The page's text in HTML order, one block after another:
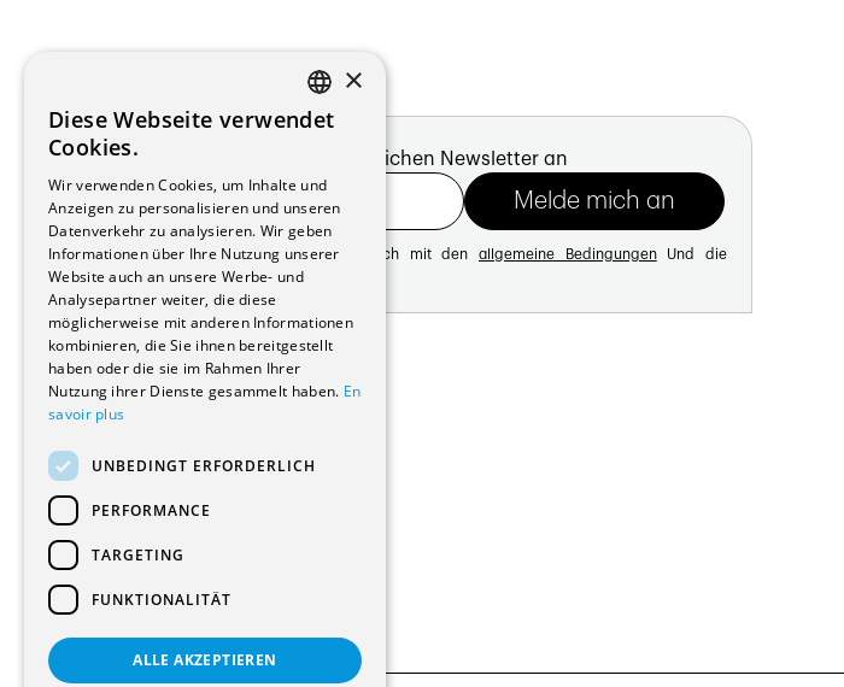
Melde dich für unseren monatlichen Newsletter an
Mit der Registrierung erklären Sie sich mit denallgemeine BedingungenUnd die
Datenschutzrichtlinie
Adresse:
Avenue de Longemalle 21
1020 Renens
Schweiz
Kontakt:
Plattform: +41 21 631 10 50
info@architectes.ch
FRENCH
×
Diese Webseite verwendet
Cookies.
Wir verwenden Cookies, um Inhalte und
Anzeigen zu personalisieren und unseren
Datenverkehr zu analysieren. Wir geben
Informationen über Ihre Nutzung unserer
Website auch an unsere Werbe- und
Analysepartner weiter, die diese
möglicherweise mit anderen Informationen
kombinieren, die Sie ihnen bereitgestellt
haben oder die sie im Rahmen Ihrer
Nutzung ihrer Dienste gesammelt haben. En
savoir plus
UNBEDINGT ERFORDERLICH
PERFORMANCE
TARGETING
FUNKTIONALITÄT
ALLE AKZEPTIEREN